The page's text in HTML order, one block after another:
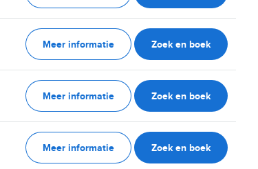
Meer informatie Zoek en boek
Meer informatie Zoek en boek
Meer informatie Zoek en boek